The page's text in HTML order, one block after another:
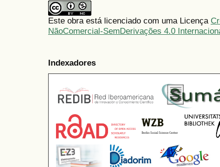
Este obra está licenciado com uma Licença
NãoComercial-SemDerivações 4.0
Indexadores